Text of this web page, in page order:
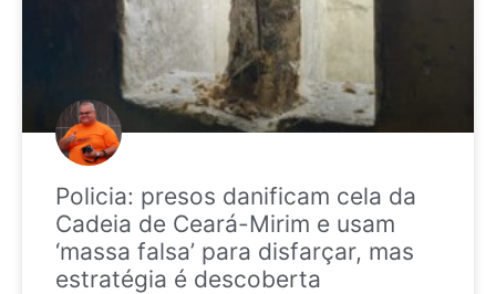
Policia: presos danificam cela da
Cadeia de Ceará-Mirim e usam
‘massa falsa’ para disfarçar, mas
estratégia é descoberta